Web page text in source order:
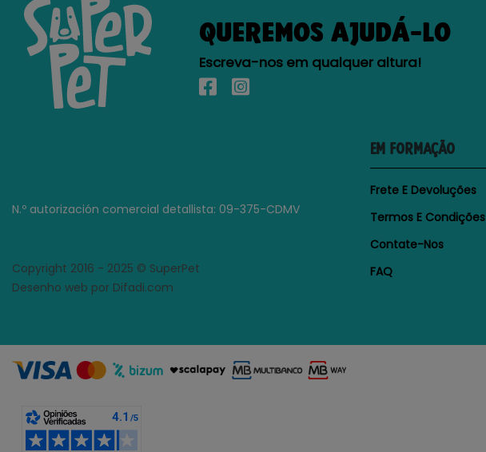
QUEREMOS AJUDÁ-LO
Escreva-nos em qualquer altura!
N.º autorización comercial detallista: 09-375-CDMV
Copyright 2016 - 2025 © SuperPet
Desenho web por Difadi.com
EM FORMAÇÃO
Frete E Devoluções
Termos E Condições
Contate-Nos
FAQ